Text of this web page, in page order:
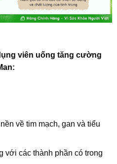
viên uống tăng cường
về tim mạch, gan và tiểu
với các thành phần có trong